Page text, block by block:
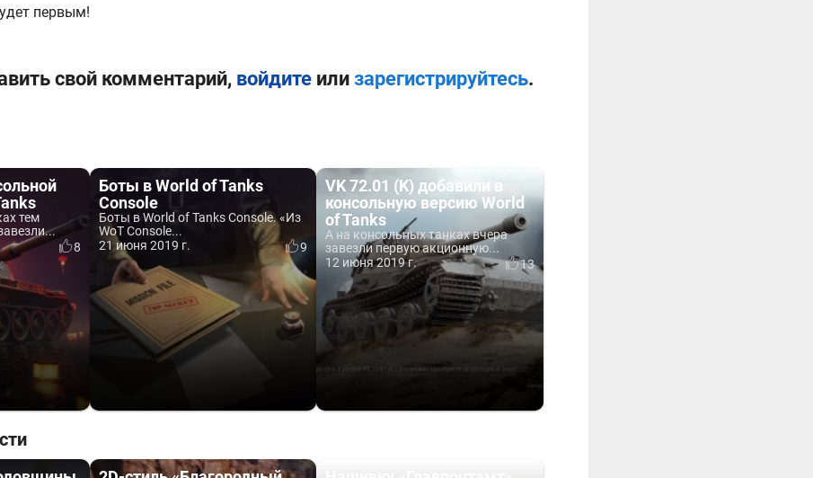
первым!
свой комментарий, войдитеили зарегистрируйтесь.
тем
8
Боты в World of Tanks
Console
Боты в World of Tanks Console. «Из
WoT Console...
21 июня 2019 г.
9
VK 72.01 (K) добавили в
консольную версию World
of Tanks
А на консольных танках вчера
завезли первую акционную...
12 июня 2019 г.
13